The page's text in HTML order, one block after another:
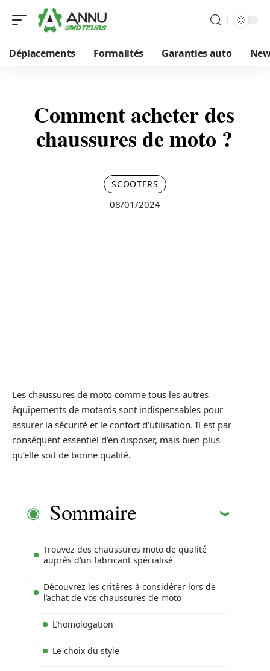
Déplacements Formalités Garanties auto
Comment acheter des
chaussures de moto ?
SCOOTERS
08/01/2024
Les chaussures de moto comme tous les autres
équipements de motards sont indispensables pour
assurer la sécurité et le confort d’utilisation. Il est par
conséquent essentiel d’en disposer, mais bien plus
qu’elle soit de bonne qualité.
Sommaire
Trouvez des chaussures moto de qualité
auprès d’un fabricant spécialisé
Découvrez les critères à considérer lors de
l’achat de vos chaussures de moto
L’homologation
Le choix du style